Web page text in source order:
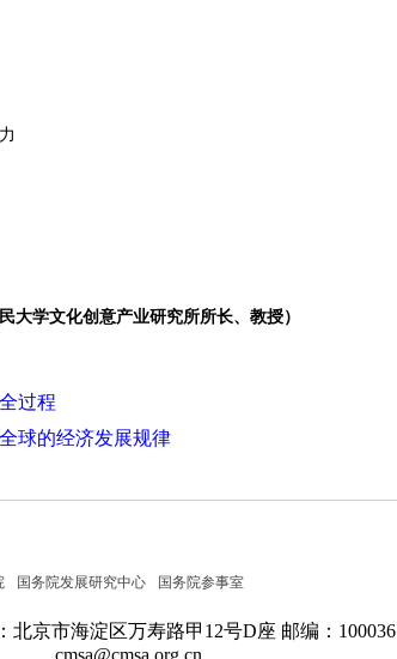
大学文化创意产业研究所所长、教授）
过程
球的经济发展规律
国务院发展研究中心 国务院参事室
北京市海淀区万寿路甲12号D座 邮编：100036
cmsa@cmsa.org.cn